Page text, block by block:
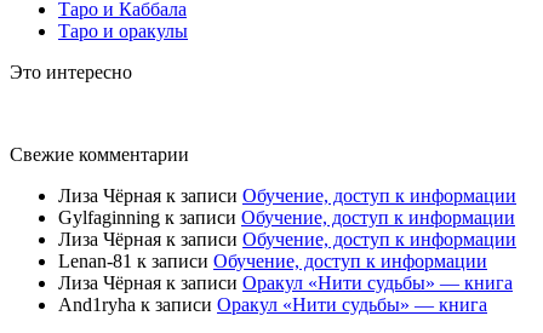
Таро и Каббала
Таро и оракулы
Это интересно
Свежие комментарии
Лиза Чёрная к записи Обучение, доступ к информации
Gylfaginning к записи Обучение, доступ к информации
Лиза Чёрная к записи Обучение, доступ к информации
Lenan-81 к записи Обучение, доступ к информации
Лиза Чёрная к записи Оракул «Нити судьбы» — книга
And1ryha к записи Оракул «Нити судьбы» — книга